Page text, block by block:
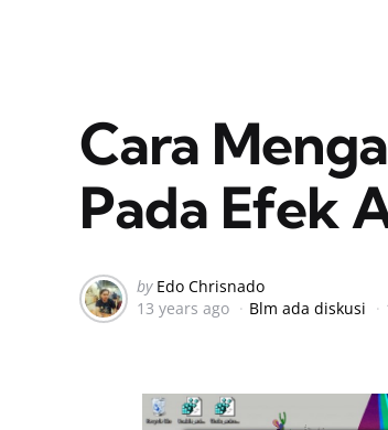
Cara
Pada Efek
Posted
by
by Edo Chrisnado
13 years ago
Blm ada diskusi